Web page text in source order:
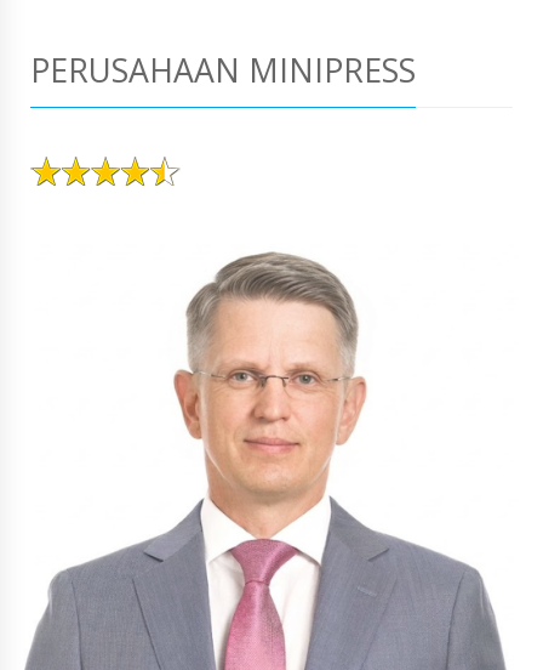
PERUSAHAAN MINIPRESS